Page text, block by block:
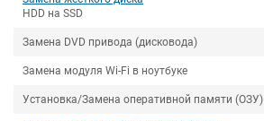
HDD на SSD
Замена DVD привода (дисковода)
Замена модуля Wi-Fi в ноутбуке
Установка/Замена оперативной памяти (ОЗУ)